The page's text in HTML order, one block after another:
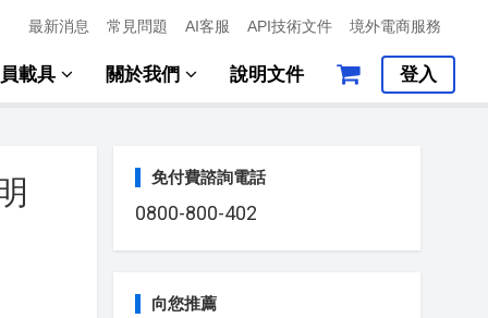
最新消息 常見問題 AI客服 API技術文件 境外電商服務
載具 關於我們 說明文件 登入
免付費諮詢電話
0800-800-402
向您推薦